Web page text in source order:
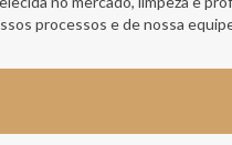
processos e de nossa